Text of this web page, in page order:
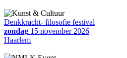
Denkkracht- filosofie festival
zondag 15 november 2026
Haarlem